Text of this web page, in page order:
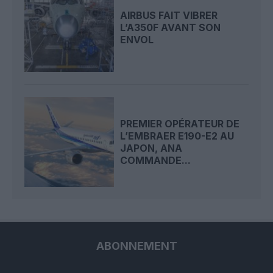
AIRBUS FAIT VIBRER
L’A350F AVANT SON
ENVOL
PREMIER OPÉRATEUR DE
L’EMBRAER E190-E2 AU
JAPON, ANA
COMMANDE...
ABONNEMENT